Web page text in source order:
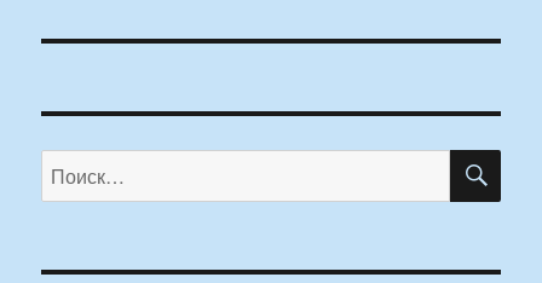
Искать: